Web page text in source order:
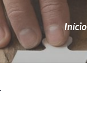
Início